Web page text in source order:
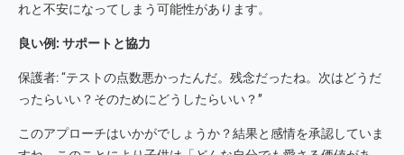
れと不安になってしまう可能性があります。
良い例: サポートと協力
保護者: “テストの点数悪かったんだ。残念だったね。次はどうだ
ったらいい？そのためにどうしたらいい？”
このアプローチはいかがでしょうか？結果と感情を承認していま